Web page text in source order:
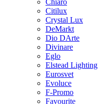
Chiaro
Citilux
Crystal Lux
DeMarkt
Dio DArte
Divinare
Eglo
Elstead Lighting
Eurosvet
Evoluce
F-Promo
Favourite